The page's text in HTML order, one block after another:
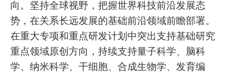
向。坚持全球视野，把握世界科技前沿发展态
势，在关系长远发展的基础前沿领域前瞻部署。
在重大专项和重点研发计划中突出支持基础研究
重点领域原创方向，持续支持量子科学、脑科
学、纳米科学、干细胞、合成生物学、发育编